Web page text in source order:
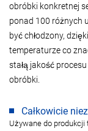
obróbki konkretnej
ponad 100 różnych
być chłodzony,
temperaturze co
stałą jakość
obróbki.
Całkowicie
Używane do produkcji